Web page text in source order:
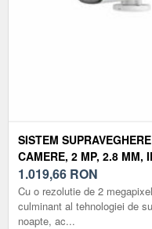
SISTEM
CAMERE, 2 MP, 2.8 MM,
MICROFON
1.019,66 RON
Cu o rezolutie de 2
culminant al tehnologiei de
noapte, ac...